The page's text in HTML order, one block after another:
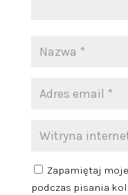
Zapamiętaj
podczas pisania